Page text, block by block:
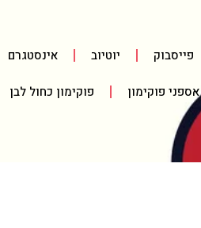
פייסבוק יוטיוב אינסטגרם
אספני פוקימון פוקימון כחול לבן